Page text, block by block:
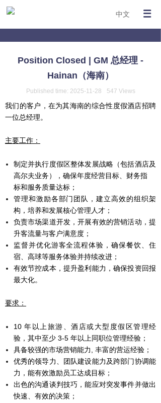
中文
Position Closed | GM 总经理 -
Hainan（海南）
Published time: 2025-11-28 547 Views
我们的客户，在为其海南的综合性度假酒店招聘
一位总经理。
主要工作：
制定并执行度假区整体发展战略（包括酒店及
高尔夫业务），确保年度经营目标、财务指
标和服务质量达标；
管理和激励各部门团队，建立高效的组织架
构，培养和发展核心管理人才；
负责市场渠道开发，开展有效的营销活动，提
升客流量与客户满意度；
监督并优化游客全流程体验，确保餐饮、住
宿、高球等服务体验并持续改进；
有效节控成本，提升盈利能力，确保投资回报
最大化。
要求：
10 年以上旅游、酒店或大型度假区管理经
验，其中至少 3-5 年以上同职位管理经验；
具备较强的市场营销能力, 丰富的营运经验；
优秀的领导力、团队建设能力及跨部门协调能
力，能有效激励员工达成目标；
出色的沟通谈判技巧，能应对突发事件并做出
快速、有效的决策；